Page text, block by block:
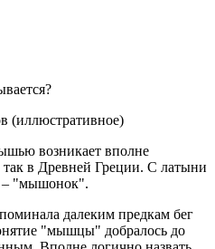
(иллюстративное)
возникает вполне
в Древней Греции. С латыни
– "мышонок".
далеким предкам бег
"мышцы" добралось до